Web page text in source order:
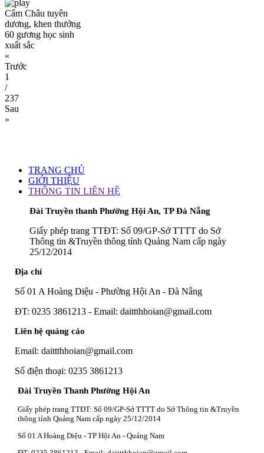
Cẩm Châu tuyên
dương, khen thưởng
60 gương học sinh
xuất sắc
«
Trước
1
/
237
Sau
»
TRANG CHỦ
GIỚI THIỆU
THÔNG TIN LIÊN HỆ
Đài Truyền thanh Phường Hội An, TP Đà Nẵng
Giấy phép trang TTĐT: Số 09/GP-Sở TTTT do Sở
Thông tin &Truyền thông tỉnh Quảng Nam cấp ngày
25/12/2014
Địa chỉ
Số 01 A Hoàng Diệu - Phường Hội An - Đà Nẵng
ĐT: 0235 3861213 - Email: daittthhoian@gmail.com
Liên hệ quảng cáo
Email: daittthhoian@gmail.com
Số điện thoại: 0235 3861213
Đài Truyền Thanh Phường Hội An
Giấy phép trang TTĐT: Số 09/GP-Sở TTTT do Sở Thông tin &Truyền
thông tỉnh Quảng Nam cấp ngày 25/12/2014
Số 01 A Hoàng Diệu - TP Hội An - Quảng Nam